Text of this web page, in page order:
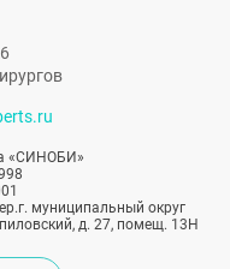
«СИНОБИ»
муниципальный округ
д. 27, помещ. 13Н